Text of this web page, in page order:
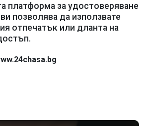
платформа за удостоверяване
позволява да използвате
отпечатък или дланта на